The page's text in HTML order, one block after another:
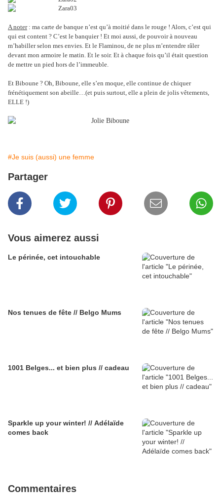
A noter: ma carte de banque n’est qu’à moitié dans le rouge ! Alors, c’est qui
qui est content ? C’est le banquier ! Et moi aussi, de pouvoir à nouveau
m’habiller selon mes envies. Et le Flaminou, de ne plus m’entendre râler
devant mon armoire le matin. Et le soir. Et à chaque fois qu’il était question
de mettre un pied hors de l’immeuble.
Et Biboune ? Oh, Biboune, elle s’en moque, elle continue de chiquer
frénétiquement son abeille…(et puis surtout, elle a plein de jolis vêtements,
ELLE !)
#Je suis (aussi) une femme
Partager
Vous aimerez aussi
Le périnée, cet intouchable
Nos tenues de fête // Belgo Mums
1001 Belges... et bien plus // cadeau
Sparkle up your winter! // Adélaïde
comes back
Commentaires